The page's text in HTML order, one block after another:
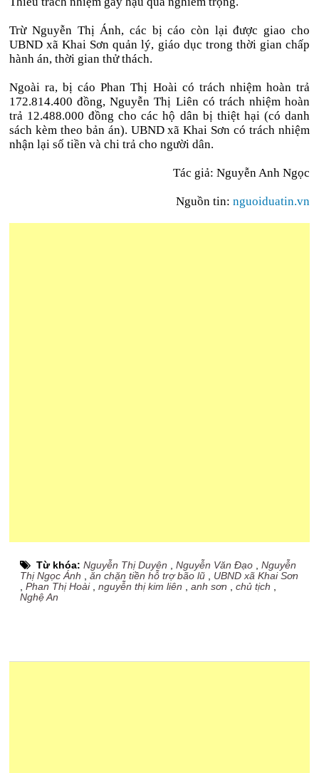
Trừ Nguyễn Thị Ánh, các bị cáo còn lại được giao cho
UBND xã Khai Sơn quản lý, giáo dục trong thời gian chấp
hành án, thời gian thử thách.
Ngoài ra, bị cáo Phan Thị Hoài có trách nhiệm hoàn trả
172.814.400 đồng, Nguyễn Thị Liên có trách nhiệm hoàn
trả 12.488.000 đồng cho các hộ dân bị thiệt hại (có danh
sách kèm theo bản án). UBND xã Khai Sơn có trách nhiệm
nhận lại số tiền và chi trả cho người dân.
Tác giả: Nguyễn Anh Ngọc
Nguồn tin: nguoiduatin.vn
Từ khóa:Nguyễn Thị Duyên ,Nguyễn Văn Đạo ,Nguyễn
Thị Ngọc Ánh ,ăn chặn tiền hỗ trợ bão lũ
UBND xã Khai Sơn
,Phan Thị Hoài,nguyễn thị kim liên ,anh sơn ,chủ tịch
Nghệ An